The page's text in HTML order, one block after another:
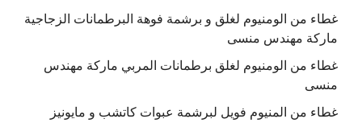
غطاء من الومنيوم لغلق و برشمة فوهة البرطمانات الزجاجية
ماركة مهندس منسى
غطاء من الومنيوم لغلق برطمانات المربي ماركة مهندس
منسى
غطاء من المنيوم فويل لبرشمة عبوات كاتشب و مايونيز